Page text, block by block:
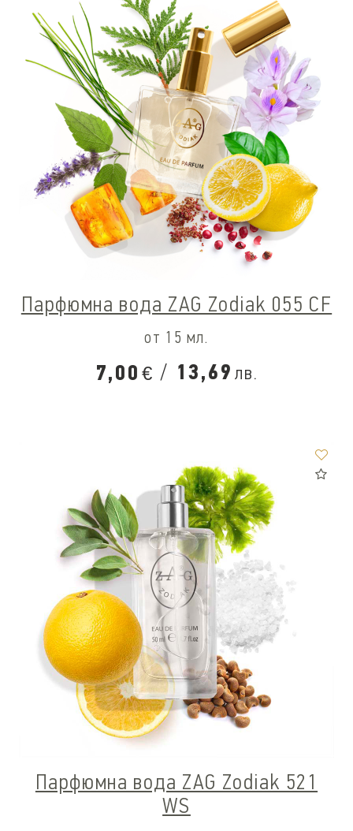
Парфюмна вода ZAG Zodiak 055 CF
от 15 мл.
7,00 € / 13,69 лв.
Парфюмна вода ZAG Zodiak 521
WS